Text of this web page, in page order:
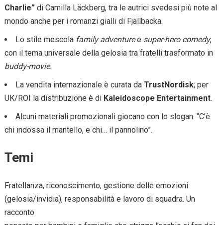
Charlie”di Camilla Läckberg, tra le autrici svedesi più note al
mondo anche per i romanzi gialli di Fjällbacka.
Lo stile mescola family adventuree super-hero comedy,
con il tema universale della gelosia tra fratelli trasformato in
buddy-movie.
La vendita internazionale è curata da TrustNordisk; per
UK/ROI la distribuzione è di Kaleidoscope Entertainment.
Alcuni materiali promozionali giocano con lo slogan: “C’è
chi indossa il mantello, e chi… il pannolino”.
Temi
Fratellanza, riconoscimento, gestione delle emozioni
(gelosia/invidia), responsabilità e lavoro di squadra. Un
racconto